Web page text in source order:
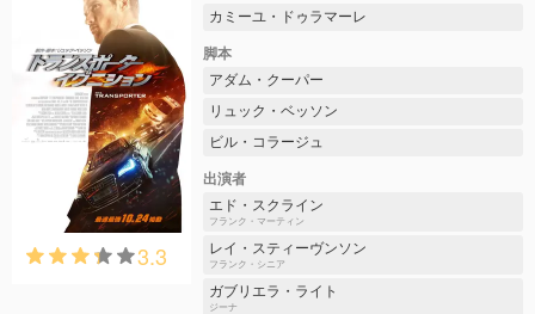
3.3
カミーユ・ドゥラマーレ
脚本
アダム・クーパー
リュック・ベッソン
ビル・コラージュ
出演者
エド・スクライン
フランク・マーティン
レイ・スティーヴンソン
フランク・シニア
ガブリエラ・ライト
ジーナ